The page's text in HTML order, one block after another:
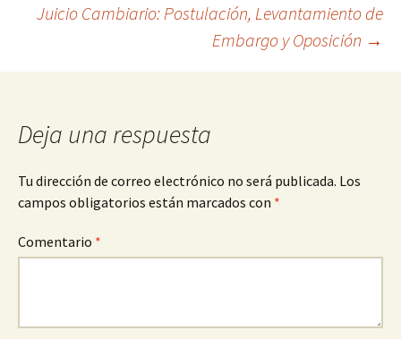
de
entradas
Juicio Cambiario: Postulación, Levantamiento de
Embargo y Oposición →
Deja una respuesta
Tu dirección de correo electrónico no será publicada. Los
campos obligatorios están marcados con *
Comentario *